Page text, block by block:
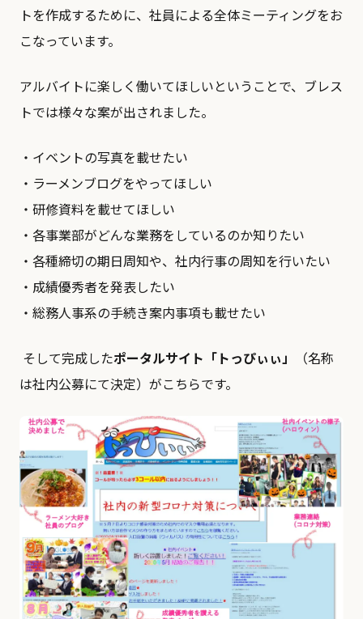
トを作成するために、社員による全体ミーティングをお
こなっています。
アルバイトに楽しく働いてほしいということで、ブレス
トでは様々な案が出されました。
・イベントの写真を載せたい
・ラーメンブログをやってほしい
・研修資料を載せてほしい
・各事業部がどんな業務をしているのか知りたい
・各種締切の期⽇周知や、社内⾏事の周知を⾏いたい
・成績優秀者を発表したい
・総務⼈事系の⼿続き案内事項も載せたい
そして完成したポータルサイト「トっぴぃぃ」
（名称
は社内公募にて決定）がこちらです。